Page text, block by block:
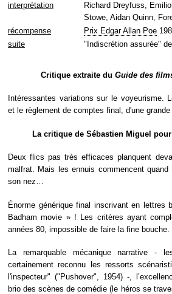
interprétation
Richard Dreyfuss,
Stowe, Aidan Quinn,
récompense
Prix Edgar Allan Poe
suite
"Indiscrétion assurée"
Critique extraite du Guide des
Intéressantes variations sur le voyeurisme.
et le règlement de comptes final, d'une grande
La critique de Sébastien Miguel pour
Deux flics pas très efficaces planquent
malfrat. Mais les ennuis commencent quand
son nez…
Énorme générique final inscrivant en lettres
Badham movie » ! Les critères ayant
années 80, impossible de faire la fine bouche.
La remarquable mécanique narrative -
certainement reconnu les ressorts
l'inspecteur" ("Pushover", 1954) -,
brio des scènes de comédie (le héros se